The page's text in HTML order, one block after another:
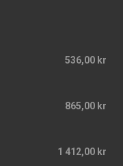
536,00 kr
865,00 kr
1 412,00 kr